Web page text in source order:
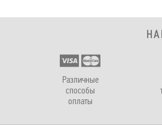
Различные
способы
оплаты